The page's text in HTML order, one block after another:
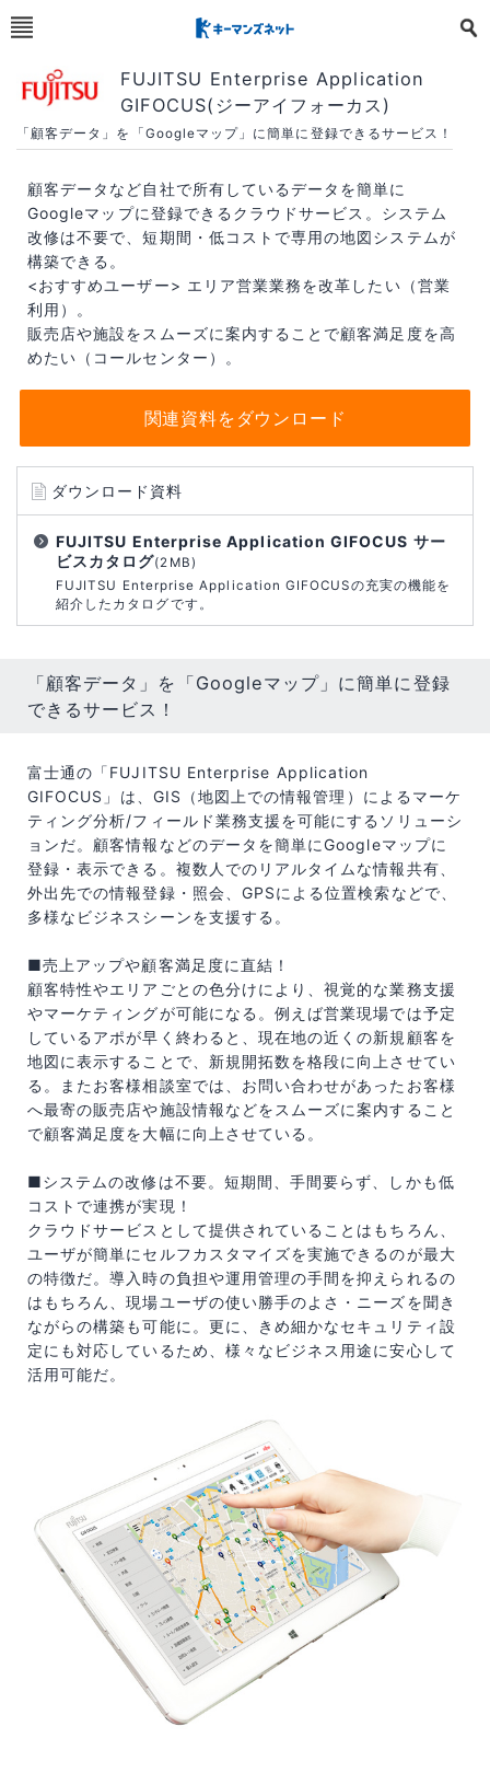
FUJITSU Enterprise Application
GIFOCUS(ジーアイフォーカス)
「顧客データ」を「Googleマップ」に簡単に登録できるサービス！
顧客データなど自社で所有しているデータを簡単に
Googleマップに登録できるクラウドサービス。システム
改修は不要で、短期間・低コストで専用の地図システムが
構築できる。
<おすすめユーザー> エリア営業業務を改革したい（営業
利用）。
販売店や施設をスムーズに案内することで顧客満足度を高
めたい（コールセンター）。
関連資料をダウンロード
ダウンロード資料
FUJITSU Enterprise Application GIFOCUS サー
ビスカタログ(2MB)
FUJITSU Enterprise Application GIFOCUSの充実の機能を
紹介したカタログです。
「顧客データ」を「Googleマップ」に簡単に登録
できるサービス！
富士通の「FUJITSU Enterprise Application
GIFOCUS」は、GIS（地図上での情報管理）によるマーケ
ティング分析/フィールド業務支援を可能にするソリューシ
ョンだ。顧客情報などのデータを簡単にGoogleマップに
登録・表示できる。複数人でのリアルタイムな情報共有、
外出先での情報登録・照会、GPSによる位置検索などで、
多様なビジネスシーンを支援する。
■売上アップや顧客満足度に直結！
顧客特性やエリアごとの色分けにより、視覚的な業務支援
やマーケティングが可能になる。例えば営業現場では予定
しているアポが早く終わると、現在地の近くの新規顧客を
地図に表示することで、新規開拓数を格段に向上させてい
る。またお客様相談室では、お問い合わせがあったお客様
へ最寄の販売店や施設情報などをスムーズに案内すること
で顧客満足度を大幅に向上させている。
■システムの改修は不要。短期間、手間要らず、しかも低
コストで連携が実現！
クラウドサービスとして提供されていることはもちろん、
ユーザが簡単にセルフカスタマイズを実施できるのが最大
の特徴だ。導入時の負担や運用管理の手間を抑えられるの
はもちろん、現場ユーザの使い勝手のよさ・ニーズを聞き
ながらの構築も可能に。更に、きめ細かなセキュリティ設
定にも対応しているため、様々なビジネス用途に安心して
活用可能だ。